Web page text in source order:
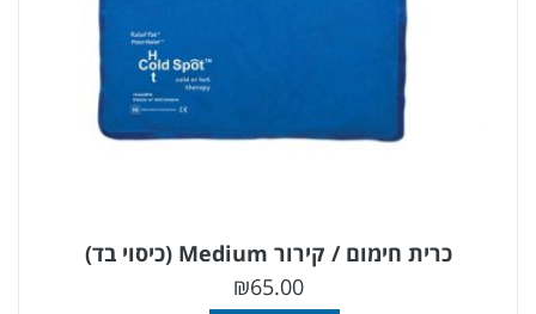
כרית חימום / קירור Medium (כיסוי בד)
₪65.00